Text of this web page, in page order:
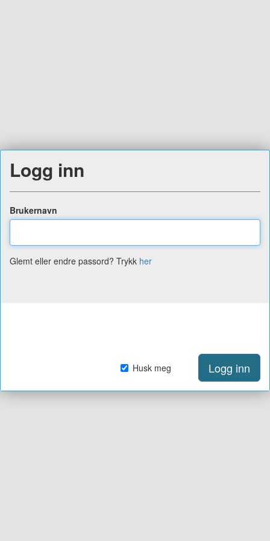
Logg inn
Brukernavn
Glemt eller endre passord? Trykk her
Husk meg Logg inn